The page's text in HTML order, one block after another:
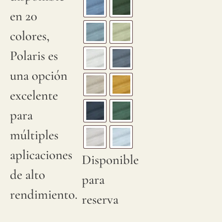
en 20
colores,
Polaris es
una opción
excelente
para
múltiples
aplicaciones
de alto
rendimiento.
Disponible
para
reserva